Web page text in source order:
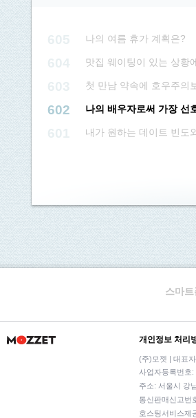
나의 여름 휴가 계획은?
맛집 웨이팅이 있는 상황
첫 만남 약속에 호우주의
602 나의 배우자로써 가장 선
내가 원하는 데이트 빈도
스마
개인정보 처리
(주)모젯 | 대표
사업자등록번호
주소: 서울시 강
통신판매신고번
호스팅서비스제